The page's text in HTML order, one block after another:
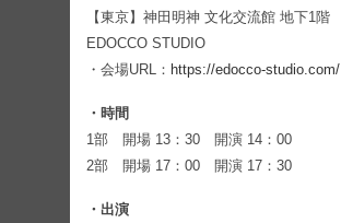
【東京】神田明神 文化交流館 地下1階
EDOCCO STUDIO
・会場URL： https://edocco-studio.com/
・時間
1部 開場 13：30 開演 14：00
2部 開場 17：00 開演 17：30
・出演